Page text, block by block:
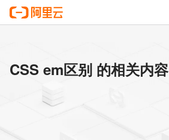
CSS em区别 的相关内容